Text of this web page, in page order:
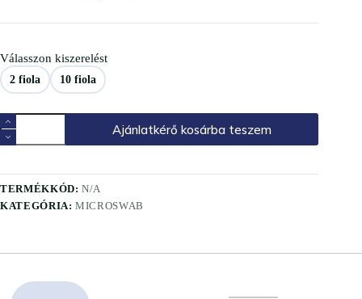
Válasszon kiszerelést
2 fiola 10 fiola
Ajánlatkérő kosárba teszem
TERMÉKKÓD:N/A
KATEGÓRIA:MICROSWAB